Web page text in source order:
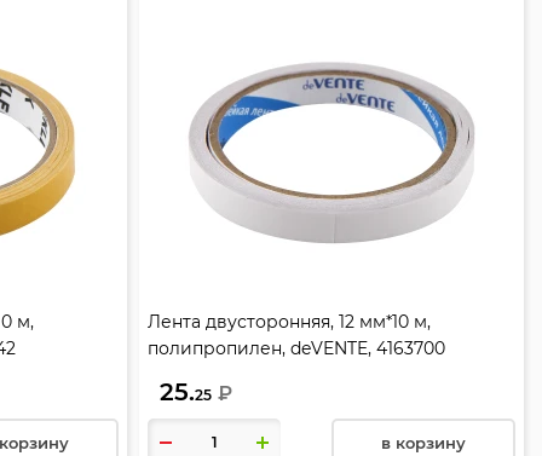
м,
Лента двусторонняя, 12 мм*10 м,
полипропилен, deVENTE, 4163700
25.25 ₽
в корзину